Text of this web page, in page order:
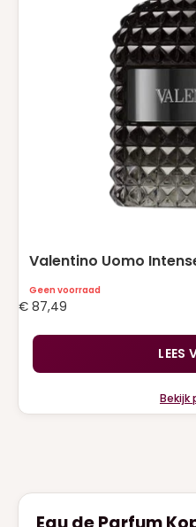
Valentino Uomo
Geen voorraad
€ 87,49
LEES
Bekijk